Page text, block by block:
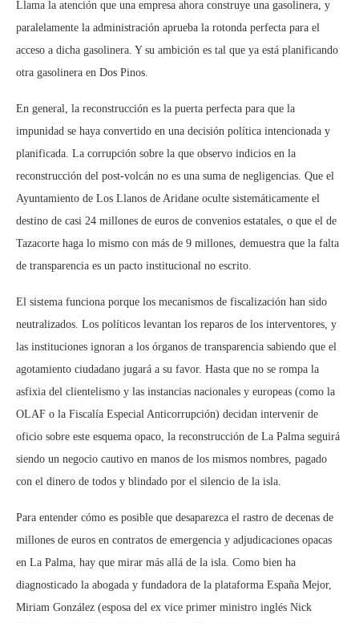
Llama la atención que una empresa ahora construye una gasolinera, y
paralelamente la administración aprueba la rotonda perfecta para el
acceso a dicha gasolinera. Y su ambición es tal que ya está planificando
otra gasolinera en Dos Pinos.
En general, la reconstrucción es la puerta perfecta para que la
impunidad se haya convertido en una decisión política intencionada y
planificada. La corrupción sobre la que observo indicios en la
reconstrucción del post-volcán no es una suma de negligencias. Que el
Ayuntamiento de Los Llanos de Aridane oculte sistemáticamente el
destino de casi 24 millones de euros de convenios estatales, o que el de
Tazacorte haga lo mismo con más de 9 millones, demuestra que la falta
de transparencia es un pacto institucional no escrito.
El sistema funciona porque los mecanismos de fiscalización han sido
neutralizados. Los políticos levantan los reparos de los interventores, y
las instituciones ignoran a los órganos de transparencia sabiendo que el
agotamiento ciudadano jugará a su favor. Hasta que no se rompa la
asfixia del clientelismo y las instancias nacionales y europeas (como la
OLAF o la Fiscalía Especial Anticorrupción) decidan intervenir de
oficio sobre este esquema opaco, la reconstrucción de La Palma seguirá
siendo un negocio cautivo en manos de los mismos nombres, pagado
con el dinero de todos y blindado por el silencio de la isla.
Para entender cómo es posible que desaparezca el rastro de decenas de
millones de euros en contratos de emergencia y adjudicaciones opacas
en La Palma, hay que mirar más allá de la isla. Como bien ha
diagnosticado la abogada y fundadora de la plataforma España Mejor,
Miriam González (esposa del ex vice primer ministro inglés Nick